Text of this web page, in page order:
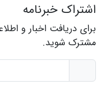
اشتراک خبرنامه
برای دریافت اخبار و
مشترک شوید.